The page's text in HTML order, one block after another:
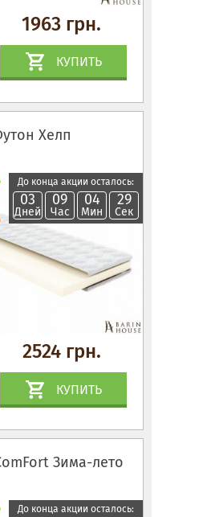
1963 грн.
КУПИТЬ
Хелп
До конца акции осталось:
03
Дней
09
Час
04
Мин
28
Сек
2524 грн.
КУПИТЬ
Зима-лето
До конца акции осталось: